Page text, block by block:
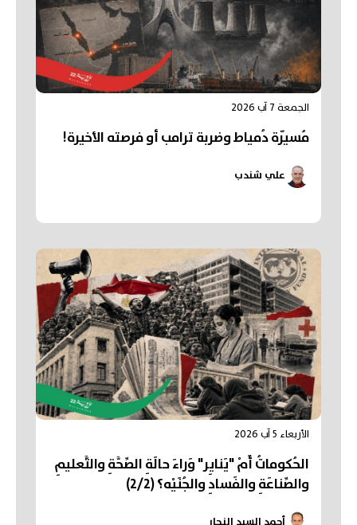
الجمعة 7 آب 2026
مُسيّرة دُمياط وضربة ترامب أو فرصته الأخيرة!
علي شندب
الأربعاء 5 آب 2026
الحُكوماتُ أَمْ "يَنايِر" وَراءَ حالَةِ الصِّحَّةِ والتَّعليمِ
والصِّناعَةِ والفَسادِ والجُنَيْه؟ (2/2)